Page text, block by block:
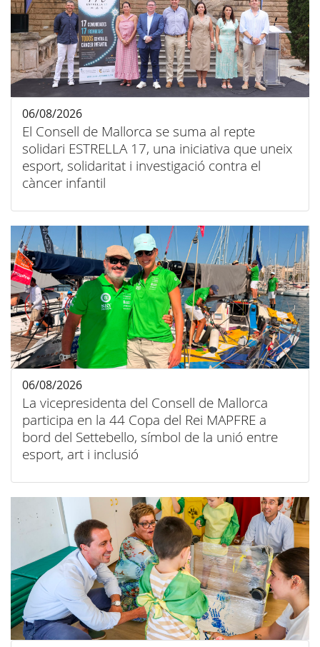
El Consell de Mallorca se suma al repte
solidari ESTRELLA 17, una iniciativa que uneix
esport, solidaritat i investigació contra el
càncer infantil
06/08/2026
La vicepresidenta del Consell de Mallorca
participa en la 44 Copa del Rei MAPFRE a
bord del Settebello, símbol de la unió entre
esport, art i inclusió
06/08/2026